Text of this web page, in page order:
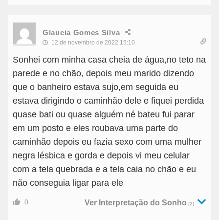
Glaucia Gomes Silva
12 de novembro de 2022 15:10
Sonhei com minha casa cheia de água,no teto na
parede e no chão, depois meu marido dizendo
que o banheiro estava sujo,em seguida eu
estava dirigindo o caminhão dele e fiquei perdida
quase bati ou quase alguém né bateu fui parar
em um posto e eles roubava uma parte do
caminhão depois eu fazia sexo com uma mulher
negra lésbica e gorda e depois vi meu celular
com a tela quebrada e a tela caia no chão e eu
não conseguia ligar para ele
0 Ver Interpretação do Sonho (2)